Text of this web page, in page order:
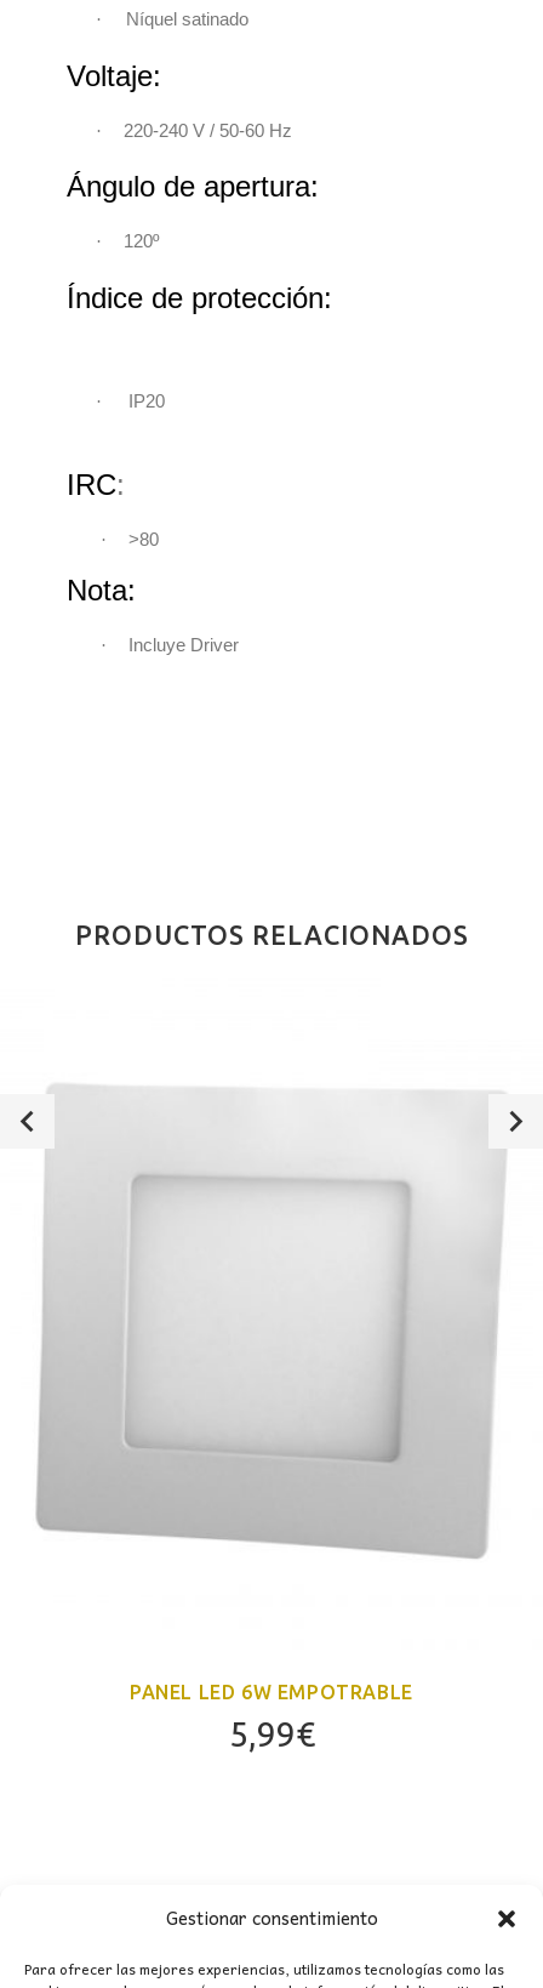
Gestionar consentimiento
Para ofrecer las mejores experiencias, utilizamos tecnologías como las
· Níquel satinado
Voltaje:
· 220-240 V / 50-60 Hz
Ángulo de apertura:
· 120º
Índice de protección:
· IP20
IRC:
· >80
Nota:
· Incluye Driver
PRODUCTOS RELACIONADOS
PANEL LED 6W EMPOTRABLE
5,99€